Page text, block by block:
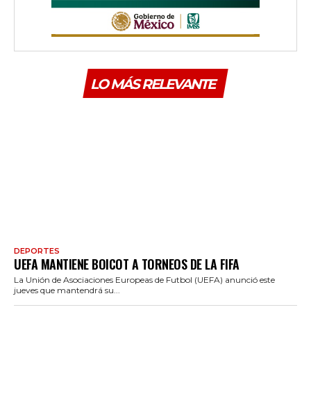
LO MÁS RELEVANTE
DEPORTES
UEFA MANTIENE BOICOT A TORNEOS DE LA FIFA
La Unión de Asociaciones Europeas de Futbol (UEFA) anunció este
jueves que mantendrá su...